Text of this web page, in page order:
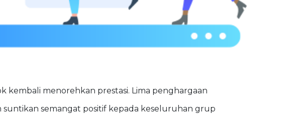
kembali menorehkan prestasi. Lima penghargaan
semangat positif kepada keseluruhan grup